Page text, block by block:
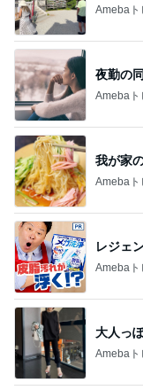
Amebaト
夜勤の
Amebaト
我が家
Amebaト
レジェ
Amebaト
大人っ
Amebaト